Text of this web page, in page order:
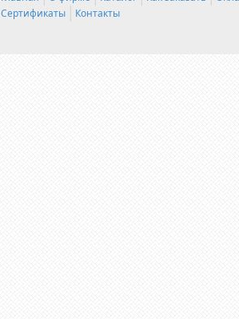
Сертификаты
Контакты